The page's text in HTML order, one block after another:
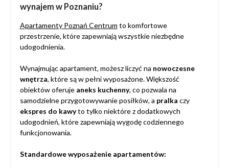
wynajem w Poznaniu?
Apartamenty Poznań Centrum to komfortowe
przestrzenie, które zapewniają wszystkie niezbędne
udogodnienia.
Wynajmując apartament, możesz liczyć na nowoczesne
wnętrza, które są w pełni wyposażone. Większość
obiektów oferuje aneks kuchenny, co pozwala na
samodzielne przygotowywanie posiłków, a pralka czy
ekspres do kawyto tylko niektóre z dodatkowych
udogodnień, które zapewniają wygodę codziennego
funkcjonowania.
Standardowe wyposażenie apartamentów: